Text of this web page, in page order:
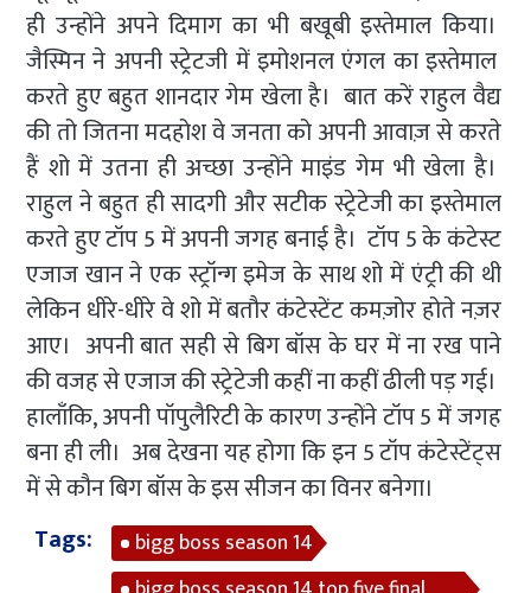
ही उन्होंने अपने दिमाग का भी बखूबी इस्तेमाल किया।
जैस्मिन ने अपनी स्ट्रेटजी में इमोशनल एंगल का इस्तेमाल
करते हुए बहुत शानदार गेम खेला है। बात करें राहुल वैद्य
की तो जितना मदहोश वे जनता को अपनी आवाज़ से करते
हैं शो में उतना ही अच्छा उन्होंने माइंड गेम भी खेला है।
राहुल ने बहुत ही सादगी और सटीक स्ट्रेटेजी का इस्तेमाल
करते हुए टॉप 5 में अपनी जगह बनाई है। टॉप 5 के कंटेस्ट
एजाज खान ने एक स्ट्रॉन्ग इमेज के साथ शो में एंट्री की थी
लेकिन धीरे-धीरे वे शो में बतौर कंटेस्टेंट कमज़ोर होते नज़र
आए। अपनी बात सही से बिग बॉस के घर में ना रख पाने
की वजह से एजाज की स्ट्रेटेजी कहीं ना कहीं ढीली पड़ गई।
हालाँकि, अपनी पॉपुलैरिटी के कारण उन्होंने टॉप 5 में जगह
बना ही ली। अब देखना यह होगा कि इन 5 टॉप कंटेस्टेंट्स
में से कौन बिग बॉस के इस सीजन का विनर बनेगा।
Tags:
bigg boss season 14